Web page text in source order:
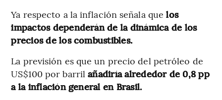
Ya respecto a la inflación señala que los
impactos dependerán de la dinámica de los
precios de los combustibles.
La previsión es que un precio del petróleo de
US$100 por barrilañadiría alrededor de 0,8 pp
a la inflación general en Brasil.